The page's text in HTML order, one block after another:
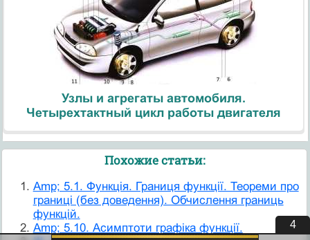
Узлы и агрегаты автомобиля.
Четырехтактный цикл работы двигателя
Похожие статьи:
Amp; 5.1. Функція. Границя функції. Теореми про
границі (без доведення). Обчислення границь
функцій.
Amp; 5.10. Асимптоти графіка функції.
3